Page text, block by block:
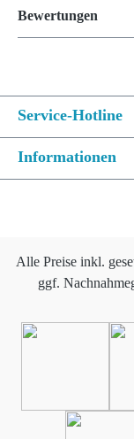
Bewertungen
Service-Hotline
Informationen
Alle Preise inkl.
ggf.